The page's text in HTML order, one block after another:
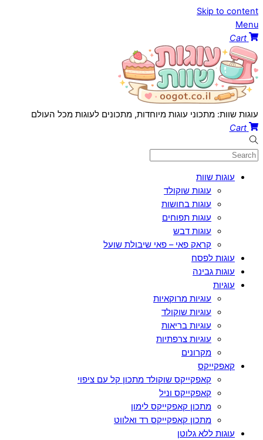
Skip to content
Menu
Cart
עוגות שוות: מתכוני עוגות מיוחדות, מתכונים לעוגות מכל העולם
Cart
עוגות שוות
עוגות שוקולד
עוגות בחושות
עוגות תפוחים
עוגות דבש
קראק פאי – פאי שיבולת שועל
עוגות לפסח
עוגות גבינה
עוגיות
עוגיות מרוקאיות
עוגיות שוקולד
עוגיות בריאות
עוגיות צרפתיות
מקרונים
קאפקייקס
קאפקייקס שוקולד מתכון קל עם ציפוי
קאפקייקס וניל
מתכון קאפקייקס לימון
מתכון קאפקייקס רד ואלווט
עוגות ללא גלוטן